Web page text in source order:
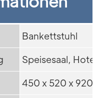
Bankettstuhl
Speisesaal, Hotel,
450 x 520 x 920